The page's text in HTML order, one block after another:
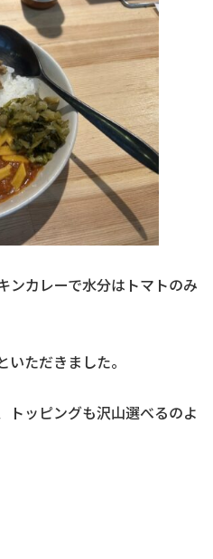
ンカレーで水分はトマトのみ
ただきました。
トッピングも沢山選べるのよ